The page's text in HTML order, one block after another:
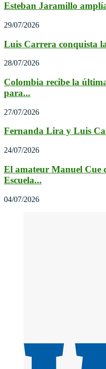
Esteban Jaramillo
29/07/2026
Luis Carrera conquista
28/07/2026
Colombia recibe la
para...
27/07/2026
Fernanda Lira y Luis
24/07/2026
El amateur Manuel Cue
Escuela...
04/07/2026